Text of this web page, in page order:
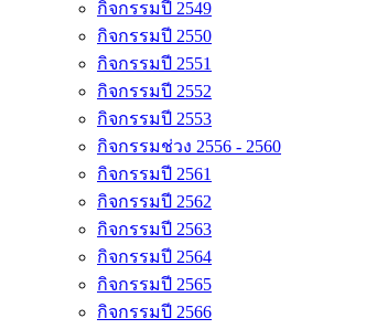
กิจกรรมปี 2549
กิจกรรมปี 2550
กิจกรรมปี 2551
กิจกรรมปี 2552
กิจกรรมปี 2553
กิจกรรมช่วง 2556 - 2560
กิจกรรมปี 2561
กิจกรรมปี 2562
กิจกรรมปี 2563
กิจกรรมปี 2564
กิจกรรมปี 2565
กิจกรรมปี 2566